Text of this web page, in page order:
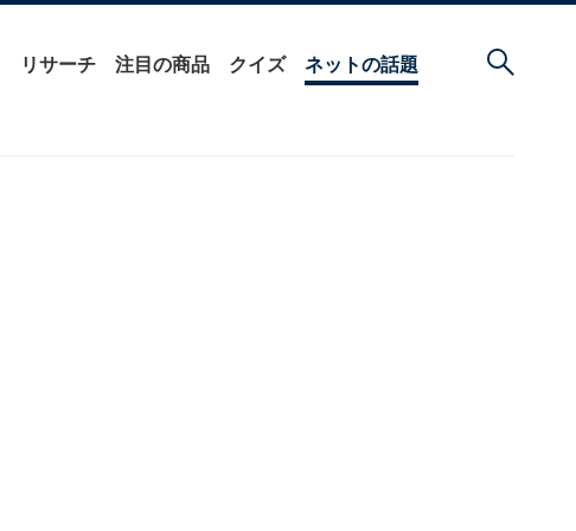
リサーチ 注目の商品 クイズ ネットの話題